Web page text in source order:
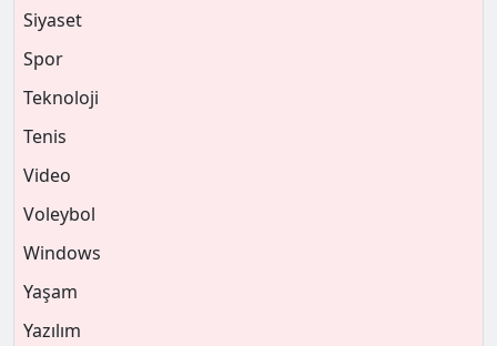
Siyaset
Spor
Teknoloji
Tenis
Video
Voleybol
Windows
Yaşam
Yazılım